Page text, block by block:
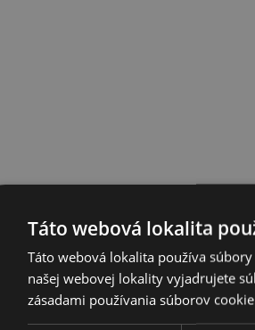
Táto webová lokalita
Táto webová lokalita používa
našej webovej lokality vyjadrujete
zásadami používania súborov